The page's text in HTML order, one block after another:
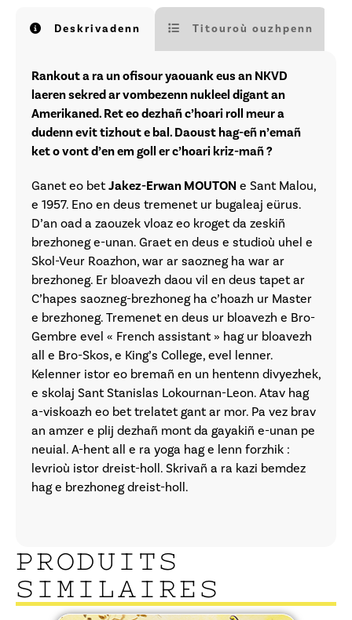
Deskrivadenn Titouroù ouzhpenn
Rankout a ra un ofisour yaouank eus an NKVD
laeren sekred ar vombezenn nukleel digant an
Amerikaned. Ret eo dezhañ c’hoari roll meur a
dudenn evit tizhout e bal. Daoust hag-eñ n’emañ
ket o vont d’en em goll er c’hoari kriz-mañ ?
Ganet eo bet Jakez-Erwan MOUTON e Sant Malou,
e 1957. Eno en deus tremenet ur bugaleaj eürus.
D’an oad a zaouzek vloaz eo kroget da zeskiñ
brezhoneg e-unan. Graet en deus e studioù uhel e
Skol-Veur Roazhon, war ar saozneg ha war ar
brezhoneg. Er bloavezh daou vil en deus tapet ar
C’hapes saozneg-brezhoneg ha c’hoazh ur Master
e brezhoneg. Tremenet en deus ur bloavezh e Bro-
Gembre evel « French assistant » hag ur bloavezh
all e Bro-Skos, e King’s College, evel lenner.
Kelenner istor eo bremañ en un hentenn divyezhek,
e skolaj Sant Stanislas Lokournan-Leon. Atav hag
a-viskoazh eo bet trelatet gant ar mor. Pa vez brav
an amzer e plij dezhañ mont da gayakiñ e-unan pe
neuial. A-hent all e ra yoga hag e lenn forzhik :
levrioù istor dreist-holl. Skrivañ a ra kazi bemdez
hag e brezhoneg dreist-holl.
PRODUITS
SIMILAIRES